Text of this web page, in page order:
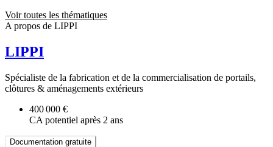
Voir toutes les thématiques
A propos de LIPPI
LIPPI
Spécialiste de la fabrication et de la commercialisation de portails,
clôtures & aménagements extérieurs
400 000 €
CA potentiel après 2 ans
Documentation gratuite